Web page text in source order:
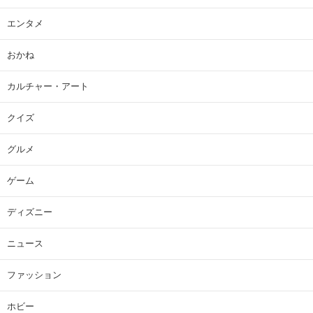
エンタメ
おかね
カルチャー・アート
クイズ
グルメ
ゲーム
ディズニー
ニュース
ファッション
ホビー